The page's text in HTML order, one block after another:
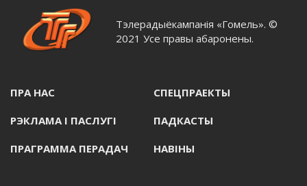
Тэлерадыёкампанія «Гомель». ©
2021 Усе правы абаронены.
ПРА НАС СПЕЦПРАЕКТЫ
РЭКЛАМА I ПАСЛУГI ПАДКАСТЫ
ПРАГРАММА ПЕРАДАЧ НАВIНЫ